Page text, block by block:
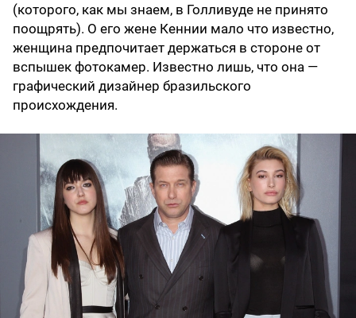
(которого, как мы знаем, в Голливуде не принято
поощрять). О его жене Кеннии мало что известно,
женщина предпочитает держаться в стороне от
вспышек фотокамер. Известно лишь, что она —
графический дизайнер бразильского
происхождения.